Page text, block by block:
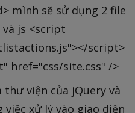
mình sẽ sử dụng 2 file
js <script
script>
href="css/site.css" />
viện của jQuery và
xử lý vào giao diện